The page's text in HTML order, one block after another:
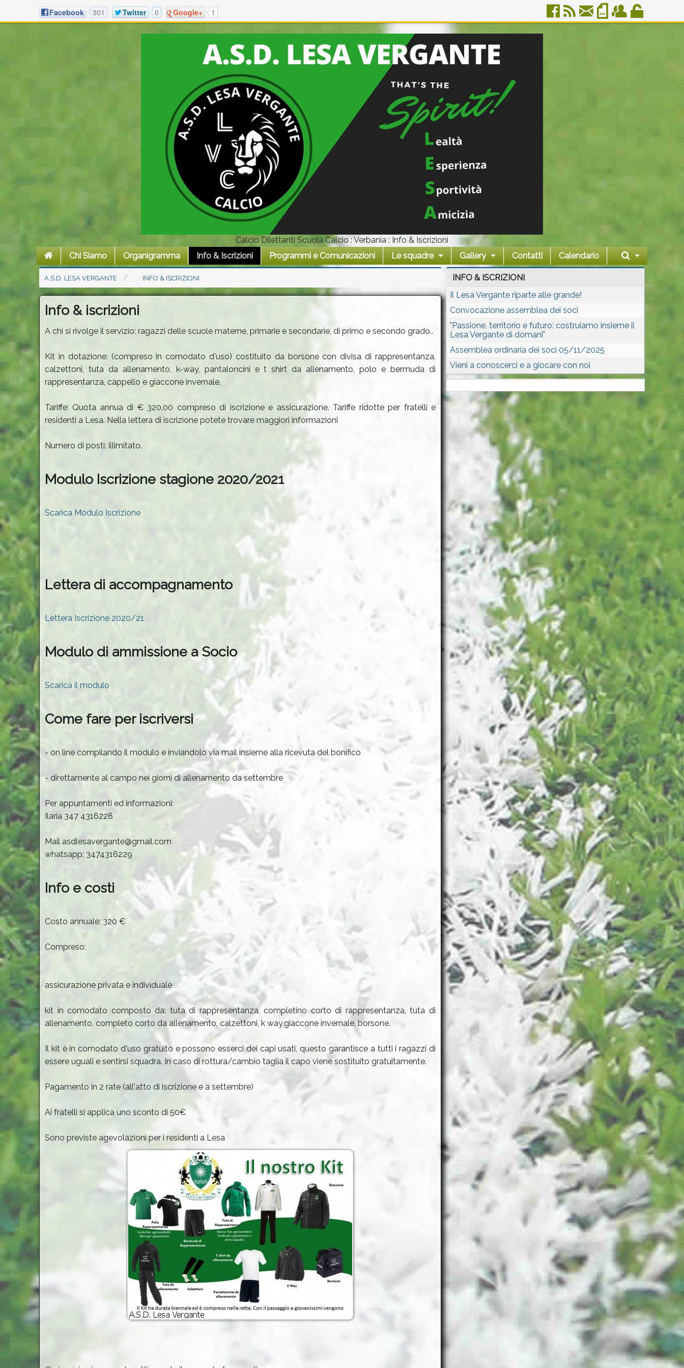
Facebook 301 Twitter 0 Google+ 1
Calcio Dilettanti Scuola Calcio : Verbania : Info & Iscrizioni
Chi Siamo
Organigramma Info & Iscrizioni Programmi e Comunicazioni Le squadre Gallery Contatti Calendario
A.S.D. LESA VERGANTE INFO & ISCRIZIONI
Info & iscrizioni
A chi si rivolge il servizio: ragazzi delle scuole materne, primarie e secondarie, di primo e secondo grado..
Kit in dotazione: (compreso in comodato d'uso) costituito da borsone con divisa di rappresentanza,
calzettoni, tuta da allenamento, k-way, pantaloncini e t shirt da allenamento, polo e bermuda di
rappresentanza, cappello e giaccone invernale.
Tariffe: Quota annua di € 320,00 compreso di iscrizione e assicurazione. Tariffe ridotte per fratelli e
residenti a Lesa. Nella lettera di iscrizione potete trovare maggiori informazioni
Numero di posti: illimitato.
Modulo Iscrizione stagione 2020/2021
Scarica Modulo Iscrizione
Lettera di accompagnamento
Lettera Iscrizione 2020/21
Modulo di ammissione a Socio
Scarica il modulo
Come fare per iscriversi
- on line compilando il modulo e inviandolo via mail insieme alla ricevuta del bonifico
- direttamente al campo nei giorni di allenamento da settembre
Per appuntamenti ed informazioni:
Ilaria 347 4316228
Mail asdlesavergante@gmail.com
whatsapp: 3474316229
Info e costi
Costo annuale: 320 €
Compreso:
assicurazione privata e individuale
kit in comodato composto da: tuta di rappresentanza, completino corto di rappresentanza, tuta di
allenamento, completo corto da allenamento, calzettoni, k way,giaccone invernale, borsone.
Il kit è in comodato d'uso gratuito e possono esserci dei capi usati, questo garantisce a tutti i ragazzi di
essere uguali e sentirsi squadra. In caso di rottura/cambio taglia il capo viene sostituito gratuitamente.
Pagamento in 2 rate (all'atto di iscrizione e a settembre)
Ai fratelli si applica uno sconto di 50€
Sono previste agevolazioni per i residenti a Lesa
INFO & ISCRIZIONI
Il Lesa Vergante riparte alle grande!
Convocazione assemblea dei soci
"Passione, territorio e futuro: costruiamo insieme il
Lesa Vergante di domani"
Assemblea ordinaria dei soci 05/11/2025
Vieni a conoscerci e a giocare con noi